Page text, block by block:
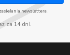
newslettera.
za 14 dní.